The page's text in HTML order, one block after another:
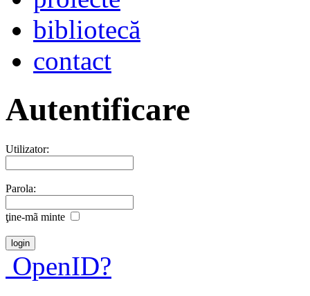
bibliotecă
contact
Autentificare
Utilizator:
Parola:
ţine-mã minte
OpenID?